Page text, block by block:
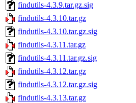
findutils-4.3.9.tar.gz.sig
findutils-4.3.10.tar.gz
findutils-4.3.10.tar.gz.sig
findutils-4.3.11.tar.gz
findutils-4.3.11.tar.gz.sig
findutils-4.3.12.tar.gz
findutils-4.3.12.tar.gz.sig
findutils-4.3.13.tar.gz